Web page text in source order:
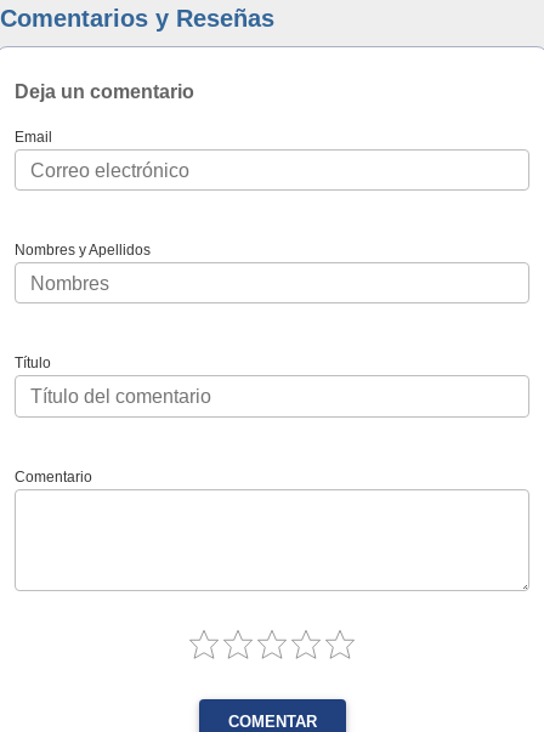
Comentarios y Reseñas
Deja un comentario
Email
Nombres y Apellidos
Título
Comentario
COMENTAR